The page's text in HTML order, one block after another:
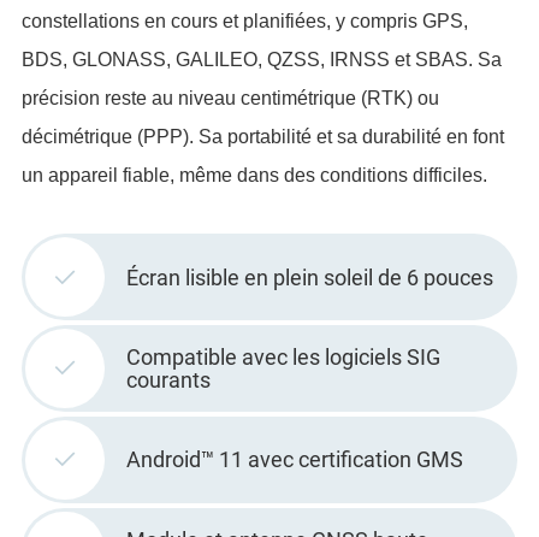
constellations en cours et planifiées, y compris GPS,
BDS, GLONASS, GALILEO, QZSS, IRNSS et SBAS. Sa
précision reste au niveau centimétrique (RTK) ou
décimétrique (PPP). Sa portabilité et sa durabilité en font
un appareil fiable, même dans des conditions difficiles.
Écran lisible en plein soleil de 6 pouces
Compatible avec les logiciels SIG
courants
Android™ 11 avec certification GMS